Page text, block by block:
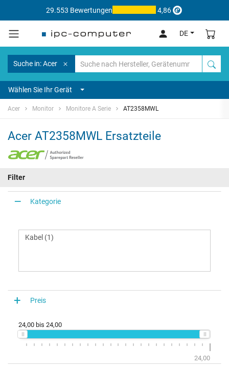
29.553 Bewertungen 4,86
DE
Suche in: Acer
Wählen Sie Ihr Gerät
Acer Monitor Monitore A Serie AT2358MWL
Acer AT2358MWL Ersatzteile
Filter
Kategorie
Preis
24,00 bis 24,00
24,00